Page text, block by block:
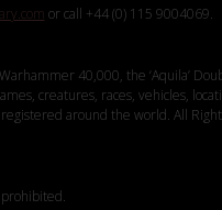
or call +44 (0) 115 9004069.
40,000, the ‘Aquila’
creatures, races, vehicles,
around the world. All